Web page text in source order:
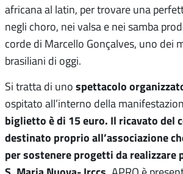
africana al latin, per trovare una
negli choro, nei valsa e nei samba
corde di Marcello Gonçalves, uno dei
brasiliani di oggi.
Si tratta di uno spettacolo
ospitato all’interno della
biglietto è di 15 euro. Il ricavato del
destinato proprio all’associazione
per sostenere progetti da realizzare